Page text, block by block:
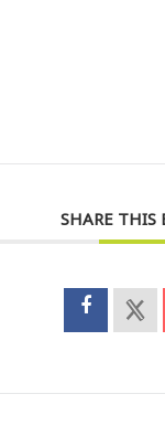
SHARE THIS